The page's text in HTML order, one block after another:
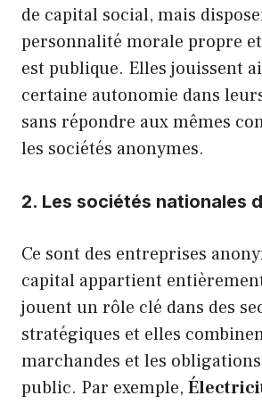
de capital social, mais
personnalité morale propre
est publique. Elles jouissent
certaine autonomie dans
sans répondre aux mêmes
les sociétés anonymes.
2. Les sociétés nationales
Ce sont des entreprises
capital appartient
jouent un rôle clé dans des
stratégiques et elles
marchandes et les
public. Par exemple,